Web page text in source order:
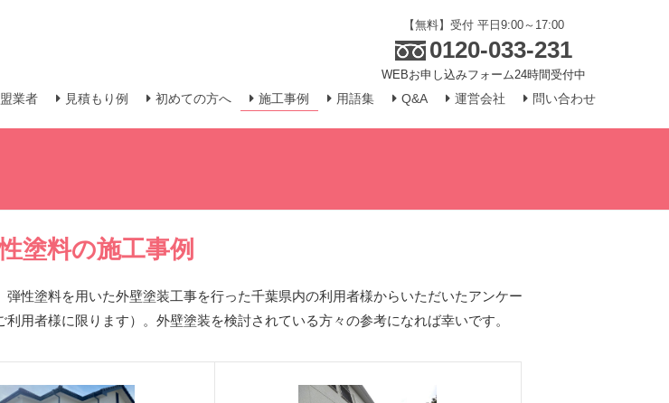
【無料】受付 平日9:00～17:00
0120-033-231
WEBお申し込みフォーム24時間受付中
業者 見積もり例 初めての方へ 施工事例 用語集 Q&A 運営会社 問い合わせ
塗料の施工事例
性塗料を用いた外壁塗装工事を行った千葉県内の利用者様からいただいたアンケー
用者様に限ります）。外壁塗装を検討されている方々の参考になれば幸いです。